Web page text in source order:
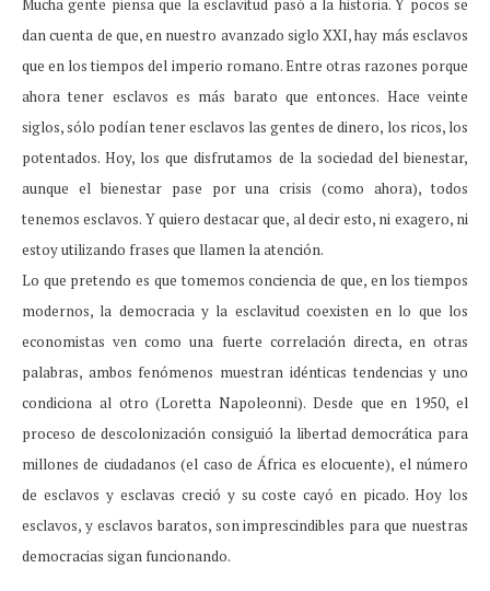
Mucha gente piensa que la esclavitud pasó a la historia. Y pocos se
dan cuenta de que, en nuestro avanzado siglo XXI, hay más esclavos
que en los tiempos del imperio romano. Entre otras razones porque
ahora tener esclavos es más barato que entonces. Hace veinte
siglos, sólo podían tener esclavos las gentes de dinero, los ricos, los
potentados. Hoy, los que disfrutamos de la sociedad del bienestar,
aunque el bienestar pase por una crisis (como ahora), todos
tenemos esclavos. Y quiero destacar que, al decir esto, ni exagero, ni
estoy utilizando frases que llamen la atención.
Lo que pretendo es que tomemos conciencia de que, en los tiempos
modernos, la democracia y la esclavitud coexisten en lo que los
economistas ven como una fuerte correlación directa, en otras
palabras, ambos fenómenos muestran idénticas tendencias y uno
condiciona al otro (Loretta Napoleonni). Desde que en 1950, el
proceso de descolonización consiguió la libertad democrática para
millones de ciudadanos (el caso de África es elocuente), el número
de esclavos y esclavas creció y su coste cayó en picado. Hoy los
esclavos, y esclavos baratos, son imprescindibles para que nuestras
democracias sigan funcionando.